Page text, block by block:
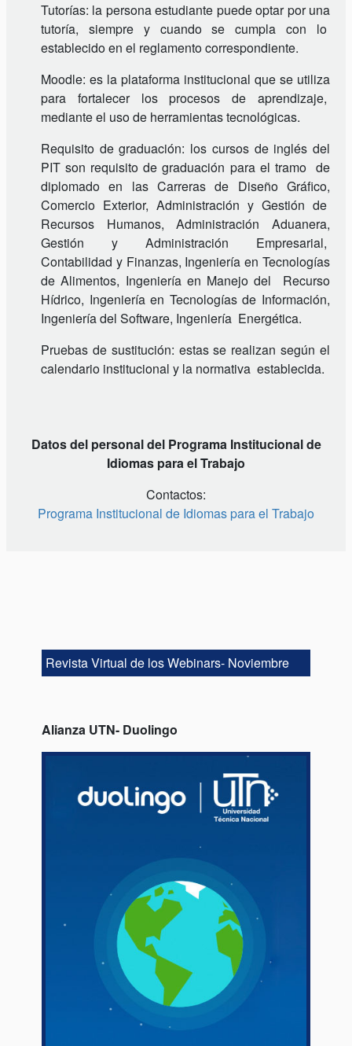
Tutorías: la persona estudiante puede optar por una
tutoría, siempre y cuando se cumpla con lo
establecido en el reglamento correspondiente.
Moodle: es la plataforma institucional que se utiliza
para fortalecer los procesos de aprendizaje,
mediante el uso de herramientas tecnológicas.
Requisito de graduación: los cursos de inglés del
PIT son requisito de graduación para el tramo de
diplomado en las Carreras de Diseño Gráfico,
Comercio Exterior, Administración y Gestión de
Recursos Humanos, Administración Aduanera,
Gestión y Administración Empresarial,
Contabilidad y Finanzas, Ingeniería en Tecnologías
de Alimentos, Ingeniería en Manejo del Recurso
Hídrico, Ingeniería en Tecnologías de Información,
Ingeniería del Software, Ingeniería Energética.
Pruebas de sustitución: estas se realizan según el
calendario institucional y la normativa establecida.
Datos del personal del Programa Institucional de
Idiomas para el Trabajo
Contactos:
Programa Institucional de Idiomas para el Trabajo
Revista Virtual de los Webinars- Noviembre
Alianza UTN- Duolingo